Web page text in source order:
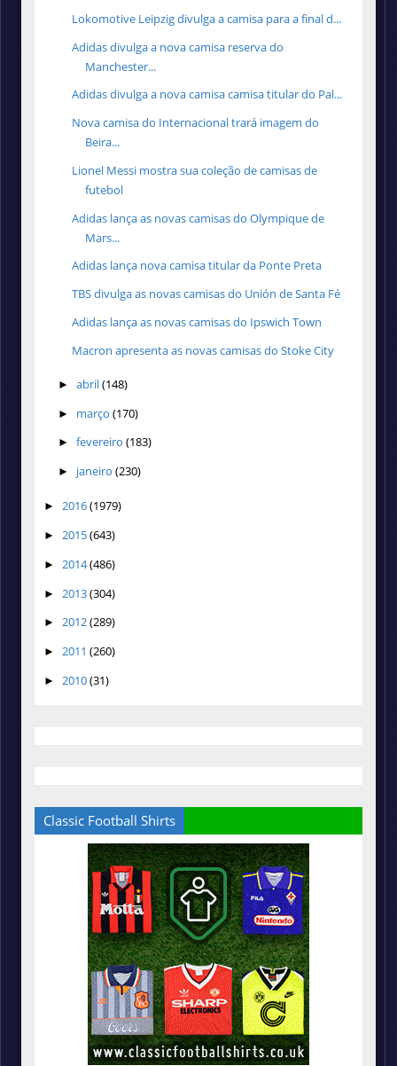
Lokomotive Leipzig divulga a camisa para a final d...
Adidas divulga a nova camisa reserva do
Manchester...
Adidas divulga a nova camisa camisa titular do Pal...
Nova camisa do Internacional trará imagem do
Beira...
Lionel Messi mostra sua coleção de camisas de
futebol
Adidas lança as novas camisas do Olympique de
Mars...
Adidas lança nova camisa titular da Ponte Preta
TBS divulga as novas camisas do Unión de Santa Fé
Adidas lança as novas camisas do Ipswich Town
Macron apresenta as novas camisas do Stoke City
► abril(148)
► março (170)
► fevereiro (183)
► janeiro (230)
► 2016(1979)
► 2015(643)
► 2014(486)
► 2013(304)
► 2012(289)
► 2011 (260)
► 2010(31)
Classic Football Shirts